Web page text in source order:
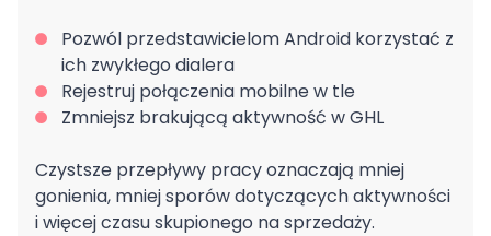
Pozwól przedstawicielom Android korzystać z
ich zwykłego dialera
Rejestruj połączenia mobilne w tle
Zmniejsz brakującą aktywność w GHL
Czystsze przepływy pracy oznaczają mniej
gonienia, mniej sporów dotyczących aktywności
i więcej czasu skupionego na sprzedaży.